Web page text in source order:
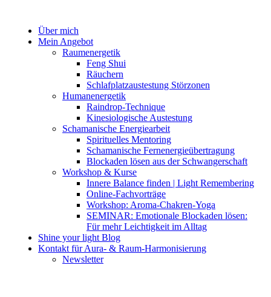
springen
Über mich
Mein Angebot
Raumenergetik
Feng Shui
Räuchern
Schlafplatzaustestung Störzonen
Humanenergetik
Raindrop-Technique
Kinesiologische Austestung
Schamanische Energiearbeit
Spirituelles Mentoring
Schamanische Fernenergieübertragung
Blockaden lösen aus der Schwangerschaft
Workshop & Kurse
Innere Balance finden | Light Remembering
Online-Fachvorträge
Workshop: Aroma-Chakren-Yoga
SEMINAR: Emotionale Blockaden lösen:
Für mehr Leichtigkeit im Alltag
Shine your light Blog
Kontakt für Aura- & Raum-Harmonisierung
Newsletter